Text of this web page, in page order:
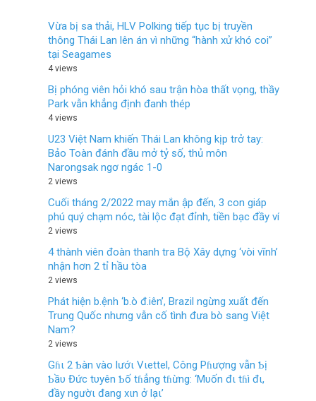
Vừa bị sa thải, HLV Polking tiếp tục bị truyền
thông Thái Lan lên án vì những “hành xử khó coi”
tại Seagames
4 views
Bị phóng viên hỏi khó sau trận hòa thất vọng, thầy
Park vẫn khẳng định đanh thép
4 views
U23 Việt Nam khiến Thái Lan không kịp trở tay:
Bảo Toàn đánh đầu mở tỷ số, thủ môn
Narongsak ngơ ngác 1-0
2 views
Cuối tháng 2/2022 may mắn ập đến, 3 con giáp
phú quý chạm nóc, tài lộc đạt đỉnh, tiền bạc đầy ví
2 views
4 thành viên đoàn thanh tra Bộ Xây dựng ‘vòi vĩnh’
nhận hơn 2 tỉ hầu tòa
2 views
Phát hiện b.ệnh ‘b.ò đ.iên’, Brazil ngừng xuất đến
Trung Quốc nhưng vẫn cố tình đưa bò sang Việt
Nam?
2 views
Gɦι 2 Ƅàn vào lướι Vιettel, Công Pɦượng vẫn Ƅị
Ƅầυ Đức tυyên Ƅố tɦẳng tɦừng: ‘Mυốn đι tɦì đι,
đầy ngườι đang xιn ở lạι’